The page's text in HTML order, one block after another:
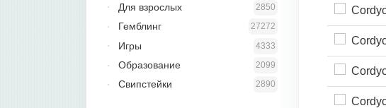
2850
Для взрослых
27272
Гемблинг
4333
Игры
2099
Образование
2890
Свипстейки